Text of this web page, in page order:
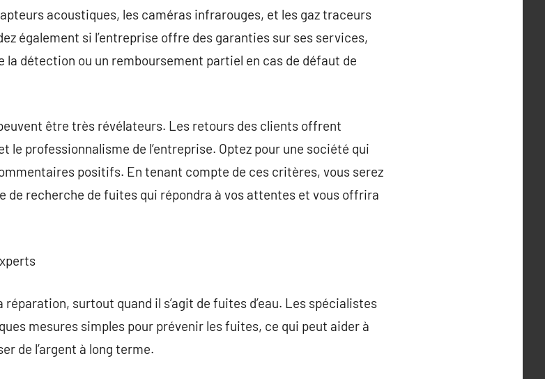
acoustiques, les caméras infrarouges, et les gaz traceurs
également si l’entreprise offre des garanties sur ses services,
la détection ou un remboursement partiel en cas de défaut de
être très révélateurs. Les retours des clients offrent
le professionnalisme de l’entreprise. Optez pour une société qui
positifs. En tenant compte de ces critères, vous serez
de recherche de fuites qui répondra à vos attentes et vous offrira
surtout quand il s’agit de fuites d’eau. Les spécialistes
mesures simples pour prévenir les fuites, ce qui peut aider à
de l’argent à long terme.